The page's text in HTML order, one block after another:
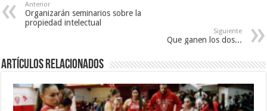
Anterior
Organizarán seminarios sobre la
propiedad intelectual
Siguiente
Que ganen los dos...
Artículos Relacionados